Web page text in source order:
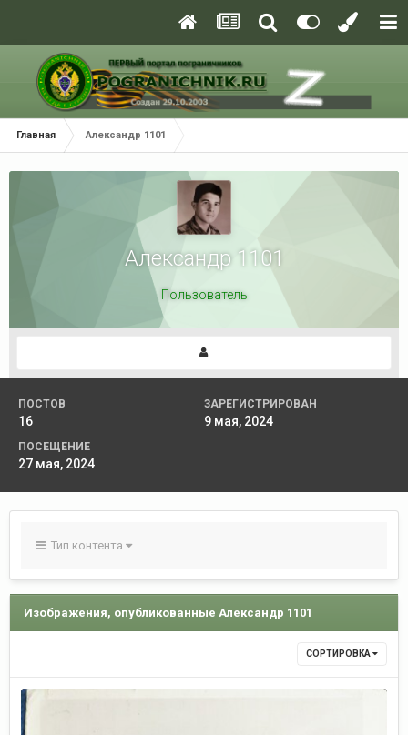
Главная Александр 1101
Александр 1101
Пользователь
ПОСТОВ
16
ЗАРЕГИСТРИРОВАН
9 мая, 2024
ПОСЕЩЕНИЕ
27 мая, 2024
Тип контента
Изображения, опубликованные Александр 1101
СОРТИРОВКА